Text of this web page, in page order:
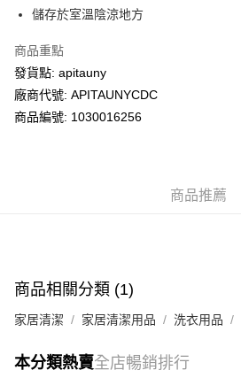
WeChat Pay
送貨方式
送貨上門 (不支援順豐自取點及智能櫃)
儲存於室溫陰涼地方
商品重點
發貨點: apitauny
廠商代號: APITAUNYCDC
商品編號: 1030016256
商品推薦
商品相關分類 (1)
家居清潔 家居清潔用品 洗衣用品
本分類熱賣全店暢銷排行